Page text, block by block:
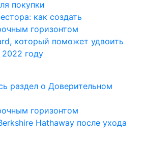
покупки
как создать
горизонтом
который поможет удвоить
году
горизонтом
Hathaway после ухода